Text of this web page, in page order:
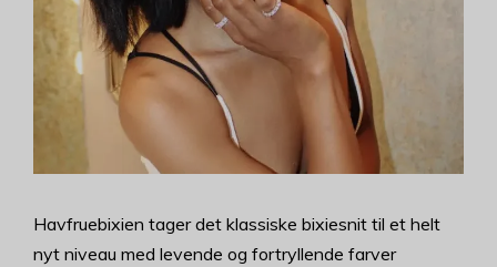
Havfruebixien tager det klassiske bixiesnit til et helt
nyt niveau med levende og fortryllende farver